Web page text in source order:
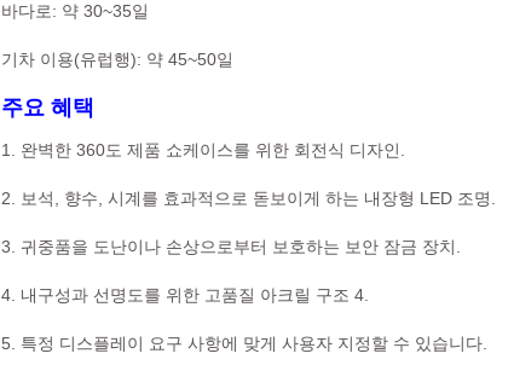
바다로: 약 30~35일
기차 이용(유럽행): 약 45~50일
주요 혜택
1. 완벽한 360도 제품 쇼케이스를 위한 회전식 디자인.
2. 보석, 향수, 시계를 효과적으로 돋보이게 하는 내장형 LED 조명.
3. 귀중품을 도난이나 손상으로부터 보호하는 보안 잠금 장치.
4. 내구성과 선명도를 위한 고품질 아크릴 구조 4.
5. 특정 디스플레이 요구 사항에 맞게 사용자 지정할 수 있습니다.